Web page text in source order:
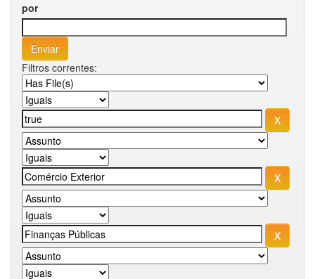
por
Filtros correntes: